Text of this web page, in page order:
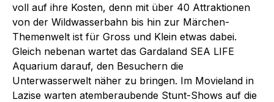
voll auf ihre Kosten, denn mit über 40 Attraktionen
von der Wildwasserbahn bis hin zur Märchen-
Themenwelt ist für Gross und Klein etwas dabei.
Gleich nebenan wartet das Gardaland SEA LIFE
Aquarium darauf, den Besuchern die
Unterwasserwelt näher zu bringen. Im Movieland in
Lazise warten atemberaubende Stunt-Shows auf die